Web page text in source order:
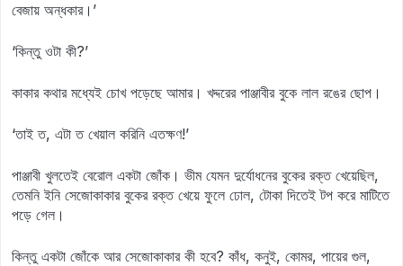
বেজায় অন্ধকার।’
‘কিন্তু ওটা কী?’
কাকার কথার মধ্যেই চোখ পড়েছে আমার। খদ্দরের পাঞ্জাবীর বুকে লাল রঙের ছোপ।
‘তাই ত, এটা ত খেয়াল করিনি এতক্ষণ!’
পাঞ্জাবী খুলতেই বেরোল একটা জোঁক। ভীম যেমন দুর্যোধনের বুকের রক্ত খেয়েছিল,
তেমনি ইনি সেজোকাকার বুকের রক্ত খেয়ে ফুলে ঢোল, টোকা দিতেই টপ করে মাটিতে
পড়ে গেল।
কিন্তু একটা জোঁকে আর সেজোকাকার কী হবে? কাঁধ, কনুই, কোমর, পায়ের গুল,